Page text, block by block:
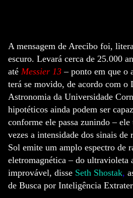
A mensagem de Arecibo foi,
escuro. Levará cerca de 25.000
até Messier 13 – ponto em que o
terá se movido, de acordo com o
Astronomia da Universidade
hipotéticos ainda podem ser
conforme ele passa zunindo –
vezes a intensidade dos sinais
Sol emite um amplo espectro de
eletromagnética – do ultravioleta
improvável, disse Seth Shostak,
de Busca por Inteligência